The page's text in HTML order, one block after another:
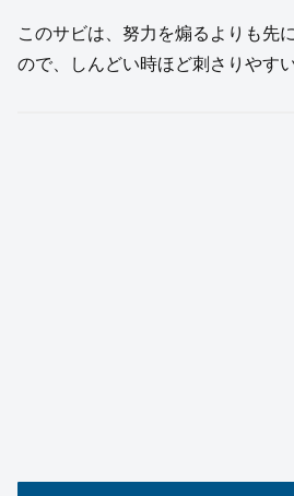
このサビは、努力を煽るよりも先
ので、しんどい時ほど刺さりやす